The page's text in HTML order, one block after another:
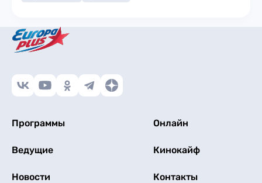
Программы Онлайн
Ведущие Кинокайф
Новости Контакты